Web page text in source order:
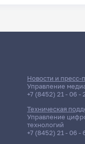
Новости и пресс-
Управление
+7 (8452) 21 - 06 -
Техническая
Управление
технологий
+7 (8452) 21 - 06 -